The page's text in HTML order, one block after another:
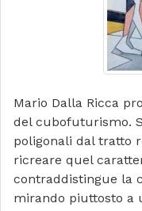
Mario Dalla Ricca
del cubofuturismo.
poligonali dal tratto
ricreare quel
contraddistingue la
mirando piuttosto a